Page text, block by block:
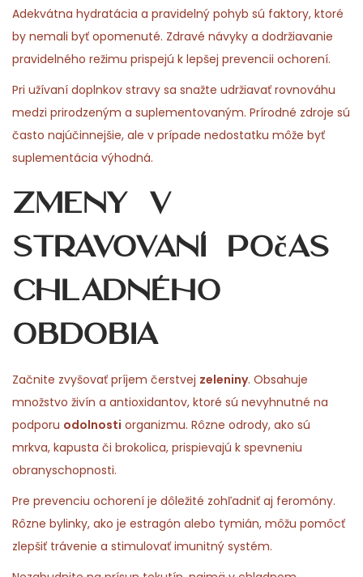
Adekvátna hydratácia a pravidelný pohyb sú faktory, ktoré
by nemali byť opomenuté. Zdravé návyky a dodržiavanie
pravidelného režimu prispejú k lepšej prevencii ochorení.
Pri užívaní doplnkov stravy sa snažte udržiavať rovnováhu
medzi prirodzeným a suplementovaným. Prírodné zdroje sú
často najúčinnejšie, ale v prípade nedostatku môže byť
suplementácia výhodná.
Zmeny v
stravovaní počas
chladného
obdobia
Začnite zvyšovať príjem čerstvej zeleniny. Obsahuje
množstvo živín a antioxidantov, ktoré sú nevyhnutné na
podporu odolnosti organizmu. Rôzne odrody, ako sú
mrkva, kapusta či brokolica, prispievajú k spevneniu
obranyschopnosti.
Pre prevenciu ochorení je dôležité zohľadniť aj feromóny.
Rôzne bylinky, ako je estragón alebo tymián, môžu pomôcť
zlepšiť trávenie a stimulovať imunitný systém.